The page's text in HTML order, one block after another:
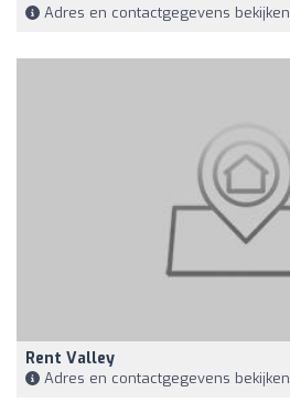
Adres en contactgegevens bekijken
Rent Valley
Adres en contactgegevens bekijken